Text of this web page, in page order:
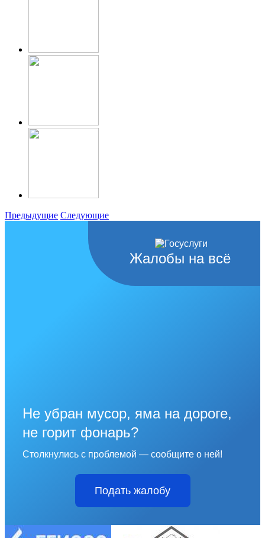
Предыдущие Следующие
Жалобы на всё
Не убран мусор, яма на дороге,
не горит фонарь?
Столкнулись с проблемой — сообщите о ней!
Подать жалобу